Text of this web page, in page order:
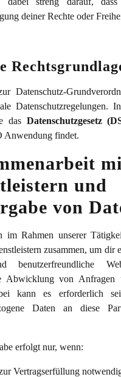
deiner Rechte oder
Datenschutz-
Datenschutzregelungen.
das Datenschutzgesetz
Anwendung findet.
und
von
im Rahmen unserer
zusammen, um dir
benutzerfreundliche
Abwicklung von Anfragen
kann es erforderlich
Daten an diese
erfolgt nur, wenn:
Vertragserfüllung